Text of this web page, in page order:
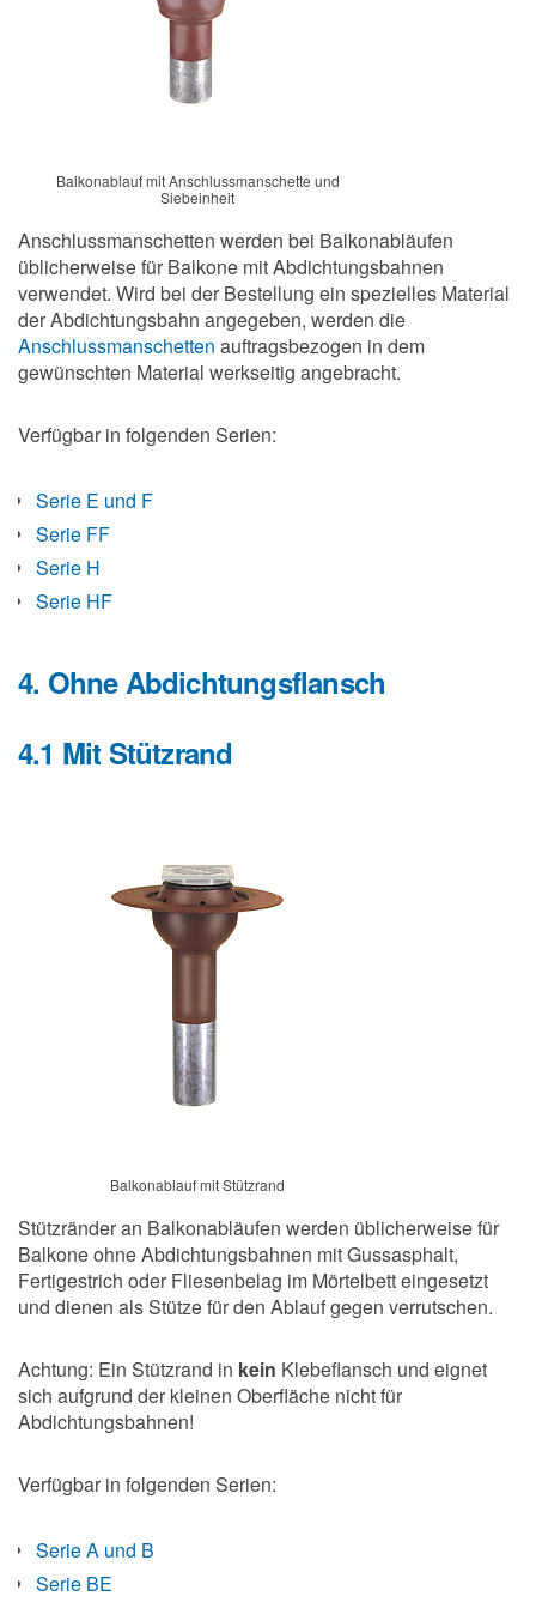
Balkonablauf mit Anschlussmanschette und
Siebeinheit
Anschlussmanschetten werden bei Balkonabläufen
üblicherweise für Balkone mit Abdichtungsbahnen
verwendet. Wird bei der Bestellung ein spezielles Material
der Abdichtungsbahn angegeben, werden die
Anschlussmanschetten auftragsbezogen in dem
gewünschten Material werkseitig angebracht.
Verfügbar in folgenden Serien:
Serie E und F
Serie FF
Serie H
Serie HF
4. Ohne Abdichtungsflansch
4.1 Mit Stützrand
Balkonablauf mit Stützrand
Stützränder an Balkonabläufen werden üblicherweise für
Balkone ohne Abdichtungsbahnen mit Gussasphalt,
Fertigestrich oder Fliesenbelag im Mörtelbett eingesetzt
und dienen als Stütze für den Ablauf gegen verrutschen.
Achtung: Ein Stützrand in kein Klebeflansch und eignet
sich aufgrund der kleinen Oberfläche nicht für
Abdichtungsbahnen!
Verfügbar in folgenden Serien:
Serie A und B
Serie BE